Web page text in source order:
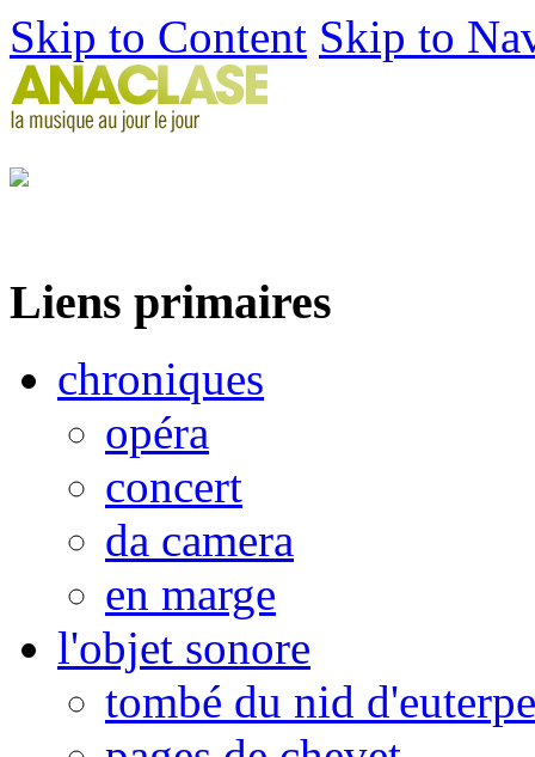
Skip to Content Skip to
Liens primaires
chroniques
opéra
concert
da camera
en marge
l'objet sonore
tombé du nid d'euterpe